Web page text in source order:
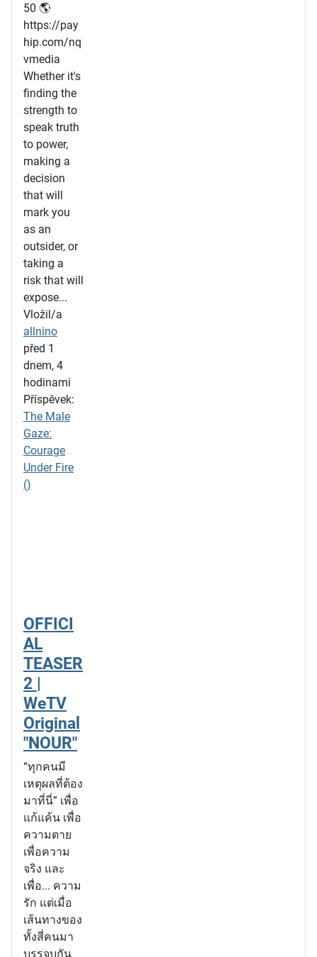
50 🌎
https://pay
hip.com/nq
vmedia
Whether it's
finding the
strength to
speak truth
to power,
making a
decision
that will
mark you
as an
outsider, or
taking a
risk that will
expose...
Vložil/a
allnino
před 1
dnem, 4
hodinami
Příspěvek:
The Male
Gaze:
Courage
Under Fire
()
OFFICI
AL
TEASER
2 |
WeTV
Original
"NOUR"
“ทุกคนมี
เหตุผลที่ต้อง
มาที่นี่” เพื่อ
แก้แค้น เพื่อ
ความตาย
เพื่อความ
จริง และ
เพื่อ... ความ
รัก แต่เมื่อ
เส้นทางของ
ทั้งสี่คนมา
บรรจบกัน